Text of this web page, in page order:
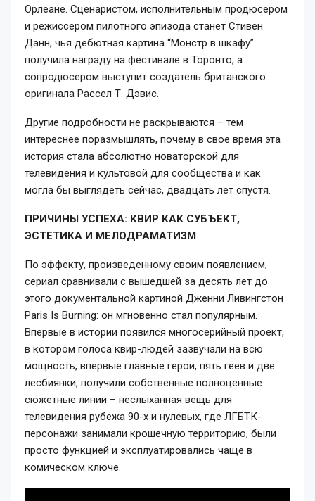
Орлеане. Сценаристом, исполнительным продюсером
и режиссером пилотного эпизода станет Стивен
Данн, чья дебютная картина “Монстр в шкафу”
получила награду на фестивале в Торонто, а
сопродюсером выступит создатель британского
оригинала Рассел Т. Дэвис.
Другие подробности не раскрываются – тем
интереснее поразмышлять, почему в свое время эта
история стала абсолютно новаторской для
телевидения и культовой для сообщества и как
могла бы выглядеть сейчас, двадцать лет спустя.
ПРИЧИНЫ УСПЕХА: КВИР КАК СУБЪЕКТ,
ЭСТЕТИКА И МЕЛОДРАМАТИЗМ
По эффекту, произведенному своим появлением,
сериал сравнивали с вышедшей за десять лет до
этого документальной картиной Дженни Ливингстон
Paris Is Burning: он мгновенно стал популярным.
Впервые в истории появился многосерийный проект,
в котором голоса квир-людей зазвучали на всю
мощность, впервые главные герои, пять геев и две
лесбиянки, получили собственные полноценные
сюжетные линии – неслыханная вещь для
телевидения рубежа 90-х и нулевых, где ЛГБТК-
персонажи занимали крошечную территорию, были
просто функцией и эксплуатировались чаще в
комическом ключе.